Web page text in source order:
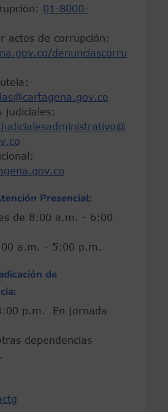
01-8000-
actos de corrupción:
denunciascorru
judiciales:
Presencial:
de 8:00 a.m. - 6:00
a.m. - 5:00 p.m.
de
p.m. En jornada
dependencias